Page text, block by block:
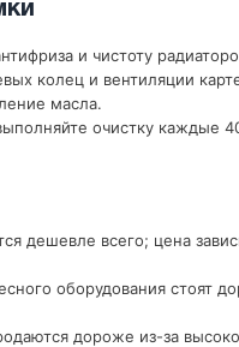
и чистоту
колец и вентиляции
масла.
очистку каждые
дешевле всего; цена
оборудования стоят
дороже из-за